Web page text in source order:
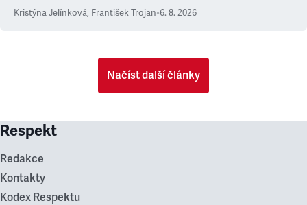
Kristýna Jelínková, František Trojan•6. 8. 2026
Načíst další články
Respekt
Redakce
Kontakty
Kodex Respektu